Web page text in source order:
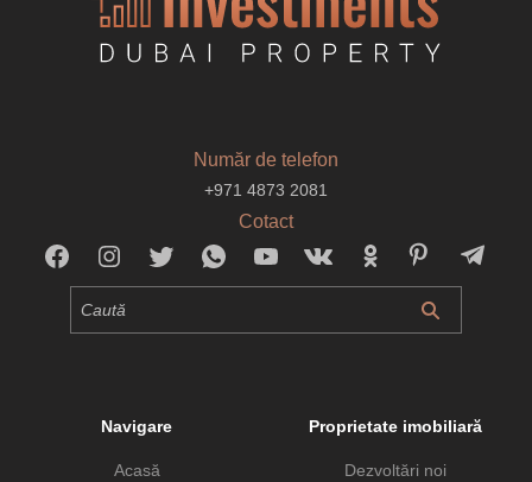
Număr de telefon
+971 4873 2081
Cotact
Navigare
Acasă
Proprietate imobiliară
Dezvoltări noi